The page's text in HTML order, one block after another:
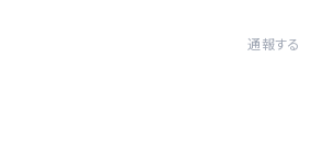
通報する